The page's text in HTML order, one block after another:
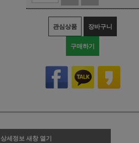
관심상품 장바구니
구매하기
상세정보 새창 열기